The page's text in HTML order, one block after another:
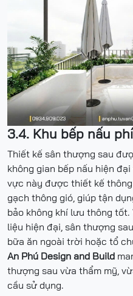
3.4. Khu bếp nấu
Thiết kế sân thượng sau
không gian bếp nấu hiện
vực này được thiết kế
gạch thông gió, giúp tận
bảo không khí lưu thông
liệu hiện đại, sân thượng
bữa ăn ngoài trời hoặc tổ
An Phú Design and Build
thượng sau vừa thẩm mỹ,
cầu sử dụng.